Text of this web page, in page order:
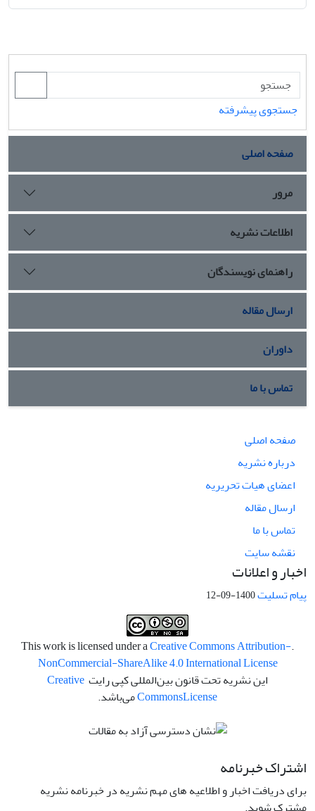
جستجوی پیشرفته
صفحه اصلی
مرور
اطلاعات نشریه
راهنمای نویسندگان
ارسال مقاله
داوران
تماس با ما
صفحه اصلی
درباره نشریه
اعضای هیات تحریریه
ارسال مقاله
تماس با ما
نقشه سایت
اخبار و اعلانات
پیام تسلیت1400-09-12
.This work is licensed under a
Creative Commons Attribution-
NonCommercial-ShareAlike 4.0 International License
این نشریه تحت قانون بین‌المللی کپی رایت Creative
CommonsLicense می‌باشد.
اشتراک خبرنامه
برای دریافت اخبار و اطلاعیه های مهم نشریه در خبرنامه نشریه